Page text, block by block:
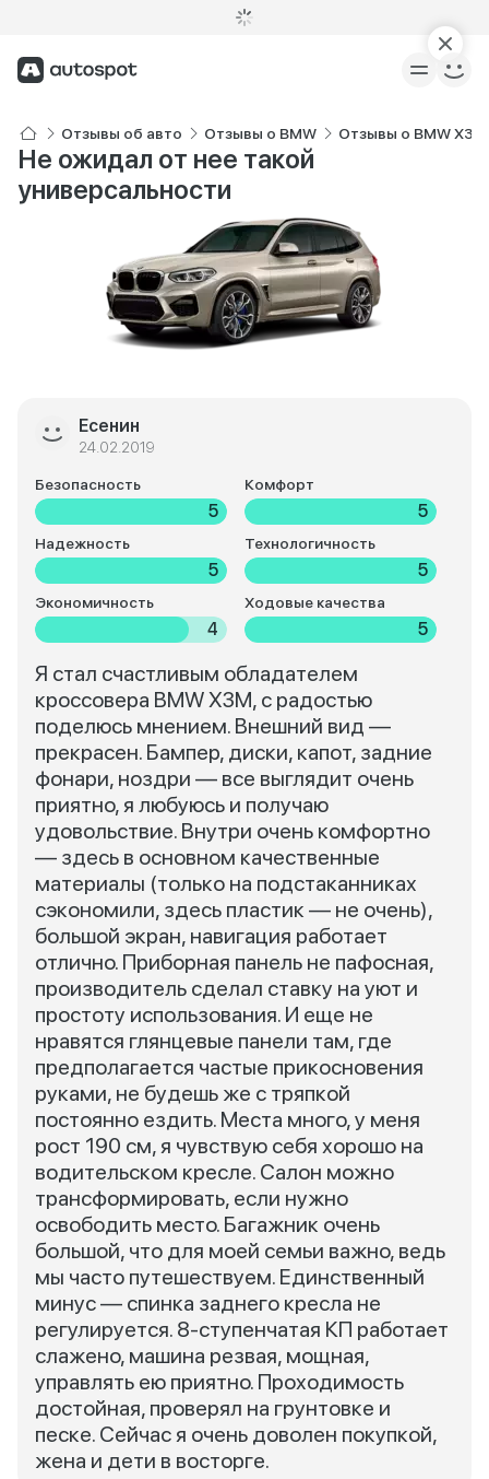
Отзывы об авто Отзывы о BMW Отзывы о BMW X3 M
Не ожидал от нее такой
универсальности
Есенин
24.02.2019
Безопасность
5
Комфорт
5
Надежность
5
Технологичность
5
Экономичность
4
Ходовые качества
5
Я стал счастливым обладателем
кроссовера BMW X3M, с радостью
поделюсь мнением. Внешний вид —
прекрасен. Бампер, диски, капот, задние
фонари, ноздри — все выглядит очень
приятно, я любуюсь и получаю
удовольствие. Внутри очень комфортно
— здесь в основном качественные
материалы (только на подстаканниках
сэкономили, здесь пластик — не очень),
большой экран, навигация работает
отлично. Приборная панель не пафосная,
производитель сделал ставку на уют и
простоту использования. И еще не
нравятся глянцевые панели там, где
предполагается частые прикосновения
руками, не будешь же с тряпкой
постоянно ездить. Места много, у меня
рост 190 см, я чувствую себя хорошо на
водительском кресле. Салон можно
трансформировать, если нужно
освободить место. Багажник очень
большой, что для моей семьи важно, ведь
мы часто путешествуем. Единственный
минус — спинка заднего кресла не
регулируется. 8-ступенчатая КП работает
слажено, машина резвая, мощная,
управлять ею приятно. Проходимость
достойная, проверял на грунтовке и
песке. Сейчас я очень доволен покупкой,
жена и дети в восторге.